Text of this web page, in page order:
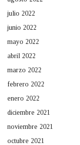
julio 2022
junio 2022
mayo 2022
abril 2022
marzo 2022
febrero 2022
enero 2022
diciembre 2021
noviembre 2021
octubre 2021